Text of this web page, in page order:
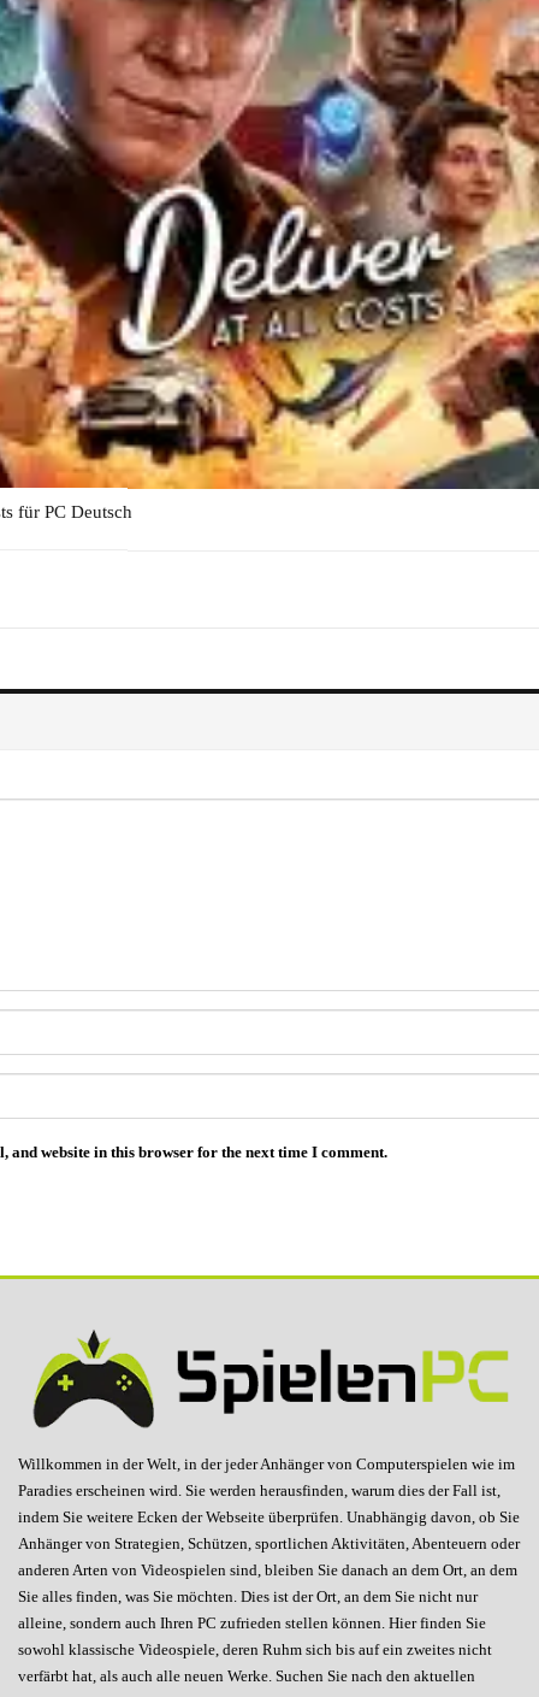
für PC Deutsch
and website in this browser for the next time I comment.
Willkommen in der Welt, in der jeder Anhänger von Computerspielen wie im
Paradies erscheinen wird. Sie werden herausfinden, warum dies der Fall ist,
indem Sie weitere Ecken der Webseite überprüfen. Unabhängig davon, ob Sie
Anhänger von Strategien, Schützen, sportlichen Aktivitäten, Abenteuern oder
anderen Arten von Videospielen sind, bleiben Sie danach an dem Ort, an dem
Sie alles finden, was Sie möchten. Dies ist der Ort, an dem Sie nicht nur
alleine, sondern auch Ihren PC zufrieden stellen können. Hier finden Sie
sowohl klassische Videospiele, deren Ruhm sich bis auf ein zweites nicht
verfärbt hat, als auch alle neuen Werke. Suchen Sie nach den aktuellen